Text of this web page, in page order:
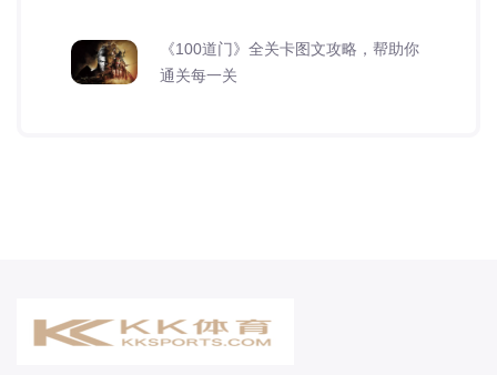
《100道门》全关卡图文攻略，帮助你
通关每一关